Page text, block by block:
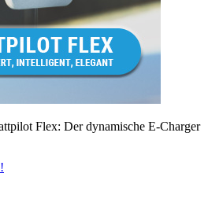
Flex: Der dynamische E-Charger